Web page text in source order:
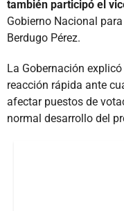
también participó el
Gobierno Nacional
Berdugo Pérez.
La Gobernación
reacción rápida ante
afectar puestos de
normal desarrollo del